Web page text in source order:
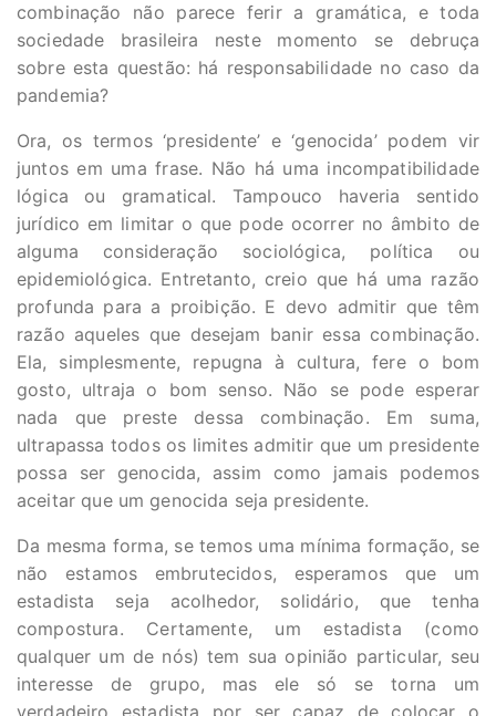
combinação não parece ferir a gramática, e toda
sociedade brasileira neste momento se debruça
sobre esta questão: há responsabilidade no caso da
pandemia?
Ora, os termos ‘presidente’ e ‘genocida’ podem vir
juntos em uma frase. Não há uma incompatibilidade
lógica ou gramatical. Tampouco haveria sentido
jurídico em limitar o que pode ocorrer no âmbito de
alguma consideração sociológica, política ou
epidemiológica. Entretanto, creio que há uma razão
profunda para a proibição. E devo admitir que têm
razão aqueles que desejam banir essa combinação.
Ela, simplesmente, repugna à cultura, fere o bom
gosto, ultraja o bom senso. Não se pode esperar
nada que preste dessa combinação. Em suma,
ultrapassa todos os limites admitir que um presidente
possa ser genocida, assim como jamais podemos
aceitar que um genocida seja presidente.
Da mesma forma, se temos uma mínima formação, se
não estamos embrutecidos, esperamos que um
estadista seja acolhedor, solidário, que tenha
compostura. Certamente, um estadista (como
qualquer um de nós) tem sua opinião particular, seu
interesse de grupo, mas ele só se torna um
verdadeiro estadista por ser capaz de colocar o